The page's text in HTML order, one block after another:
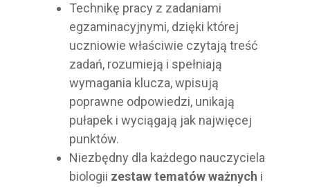
Technikę pracy z zadaniami
egzaminacyjnymi, dzięki której
uczniowie właściwie czytają treść
zadań, rozumieją i spełniają
wymagania klucza, wpisują
poprawne odpowiedzi, unikają
pułapek i wyciągają jak najwięcej
punktów.
Niezbędny dla każdego nauczyciela
biologii zestaw tematów ważnych i